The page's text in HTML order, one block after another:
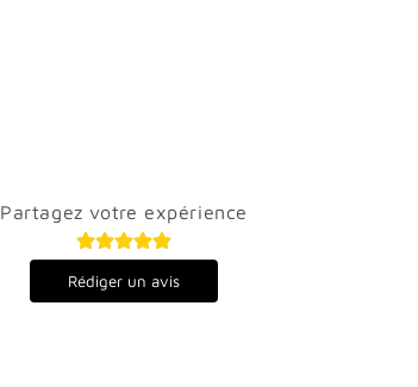
Partagez votre expérience
Rédiger un avis